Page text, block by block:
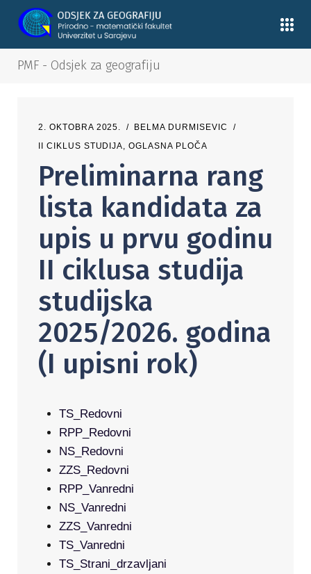
PMF - Odsjek za geografiju
2. OKTOBRA 2025.
BELMA DURMISEVIC
II CIKLUS STUDIJA,OGLASNA PLOČA
Preliminarna rang
lista kandidata za
upis u prvu godinu
II ciklusa studija
studijska
2025/2026. godina
(I upisni rok)
TS_Redovni
RPP_Redovni
NS_Redovni
ZZS_Redovni
RPP_Vanredni
NS_Vanredni
ZZS_Vanredni
TS_Vanredni
TS_Strani_drzavljani